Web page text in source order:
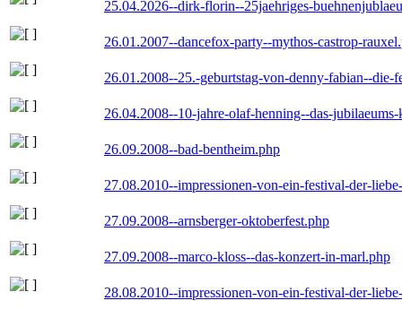
25.04.2026--dirk-florin--25jaehriges-
26.01.2007--dancefox-party--mythos-castrop-
26.01.2008--25.-geburtstag-von-denny-fabian--die-
26.04.2008--10-jahre-olaf-henning--das-
26.09.2008--bad-bentheim.php
27.08.2010--impressionen-von-ein-festival-der-
27.09.2008--arnsberger-oktoberfest.php
27.09.2008--marco-kloss--das-konzert-in-marl.php
28.08.2010--impressionen-von-ein-festival-der-